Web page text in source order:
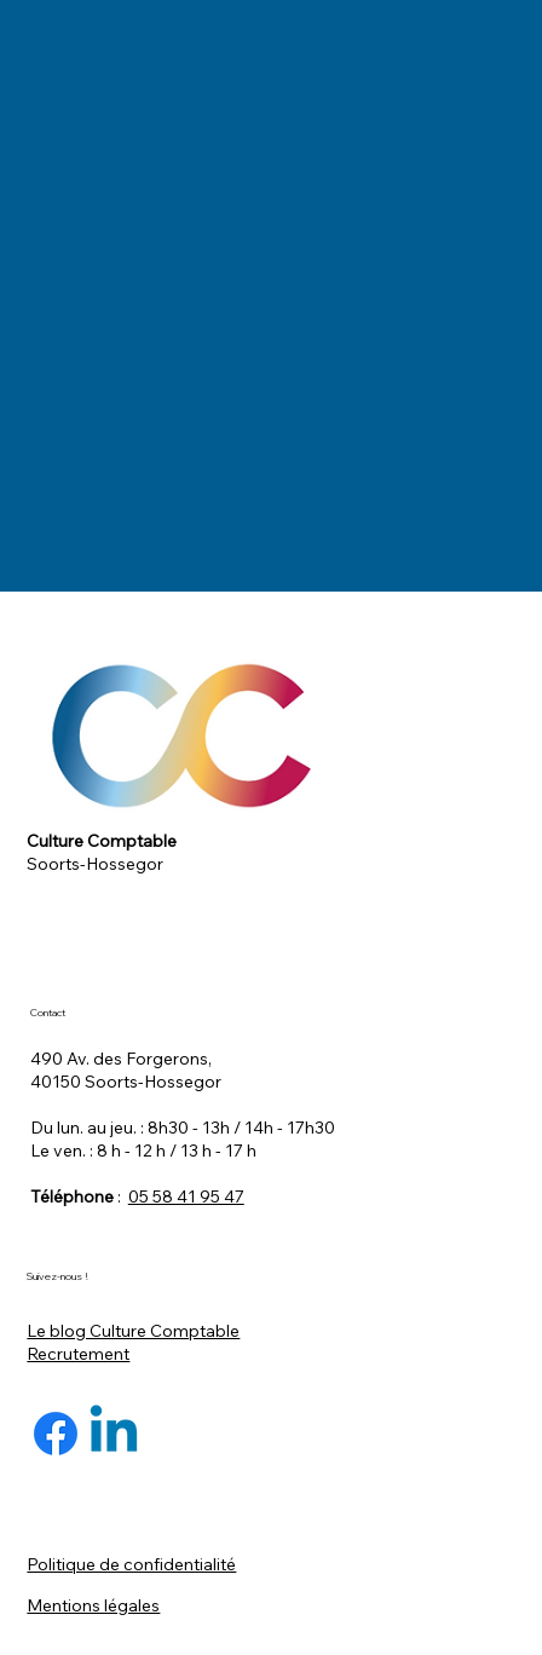
Culture Comptable
Soorts-Hossegor
Contact
490 Av. des Forgerons,
40150 Soorts-Hossegor
Du lun. au jeu. : 8h30 - 13h / 14h - 17h30
Le ven. : 8 h - 12 h / 13 h - 17 h
Téléphone: 05 58 41 95 47
Suivez-nous !
Le blog Culture Comptable
Recrutement
Politique de confidentialité
Mentions légales